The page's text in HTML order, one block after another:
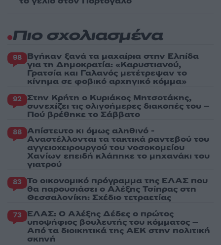
Πιο σχολιασμένα
98 Βγήκαν ξανά τα μαχαίρια στην Ελπίδα
για τη Δημοκρατία: «Καρυστιανού,
Γρατσία και Γαλανός μετέτρεψαν το
κίνημα σε φοβικό αρχηγικό κόμμα»
92 Στην Κρήτη ο Κυριάκος Μητσοτάκης,
συνεχίζει τις ολιγοήμερες διακοπές του –
Πού βρέθηκε το Σάββατο
88 Απίστευτο κι όμως αληθινό -
Aναστέλλονται τα τακτικά ραντεβού του
αγγειοχειρουργού του νοσοκομείου
Χανίων επειδή κλάπηκε το μηχανάκι του
γιατρού
83 Το οικονομικό πρόγραμμα της ΕΛΑΣ που
θα παρουσιάσει ο Αλέξης Τσίπρας στη
Θεσσαλονίκη: Σχέδιο τετραετίας
73 ΕΛΑΣ: Ο Αλέξης Δέδες ο πρώτος
υποψήφιος βουλευτής του κόμματος –
Από τα διοικητικά της ΑΕΚ στην πολιτική
σκηνή